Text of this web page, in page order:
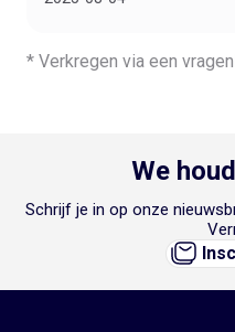
* Verkregen via een
We
Schrijf je in op onze